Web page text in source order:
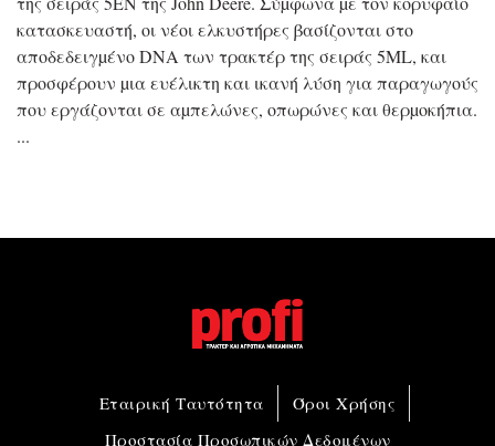
κατασκευαστή, οι νέοι ελκυστήρες βασίζονται στο
αποδεδειγµένο DNA των τρακτέρ της σειράς 5ML, και
προσφέρουν µια ευέλικτη και ικανή λύση για παραγωγούς
που εργάζονται σε αµπελώνες, οπωρώνες και θερµοκήπια.
Εταιρική Ταυτότητα
Όροι Χρήσης
Προστασία Προσωπικών Δεδομένων